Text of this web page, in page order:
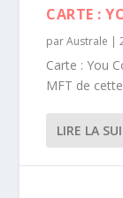
CARTE :
parAustrale |
Carte : You
MFT de
LIRE LA